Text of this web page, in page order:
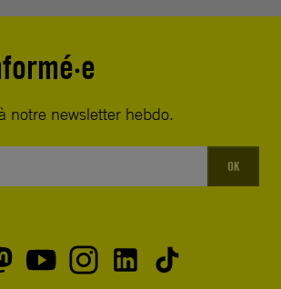
notre newsletter hebdo.
OK